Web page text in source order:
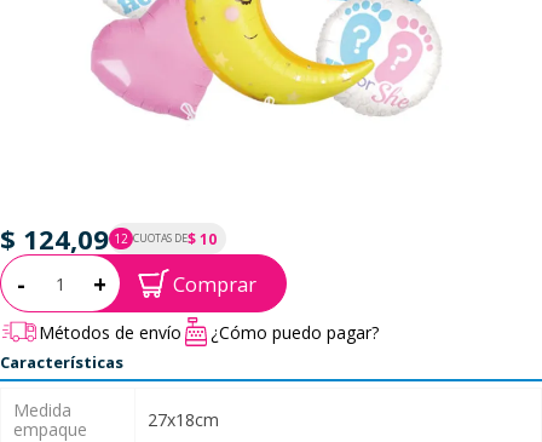
$ 124,09 12 CUOTAS DE$ 10
P.T.F. $ 124
Cantidad:
- + Comprar
Métodos de envío ¿Cómo puedo pagar?
Características
Medida
empaque
27x18cm